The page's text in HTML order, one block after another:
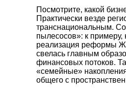
Посмотрите, какой
Практически везде
транснациональным.
пылесосов»: к примеру,
реализация реформы
свелась главным
финансовых потоков.
«семейные»
общего с